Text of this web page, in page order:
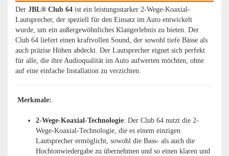
Der JBL® Club 64 ist ein leistungsstarker 2-Wege-Koaxial-
Lautsprecher, der speziell für den Einsatz im Auto entwickelt
wurde, um ein außergewöhnliches Klangerlebnis zu bieten. Der
Club 64 liefert einen kraftvollen Sound, der sowohl tiefe Bässe als
auch präzise Höhen abdeckt. Der Lautsprecher eignet sich perfekt
für alle, die ihre Audioqualität im Auto aufwerten möchten, ohne
auf eine einfache Installation zu verzichten.
Merkmale:
2-Wege-Koaxial-Technologie: Der Club 64 nutzt die 2-
Wege-Koaxial-Technologie, die es einem einzigen
Lautsprecher ermöglicht, sowohl die Bass- als auch die
Hochtonwiedergabe zu übernehmen und so einen klaren und